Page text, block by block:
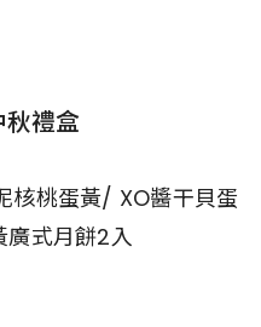
禮盒
核桃蛋黃/ XO醬干貝蛋
廣式月餅2入